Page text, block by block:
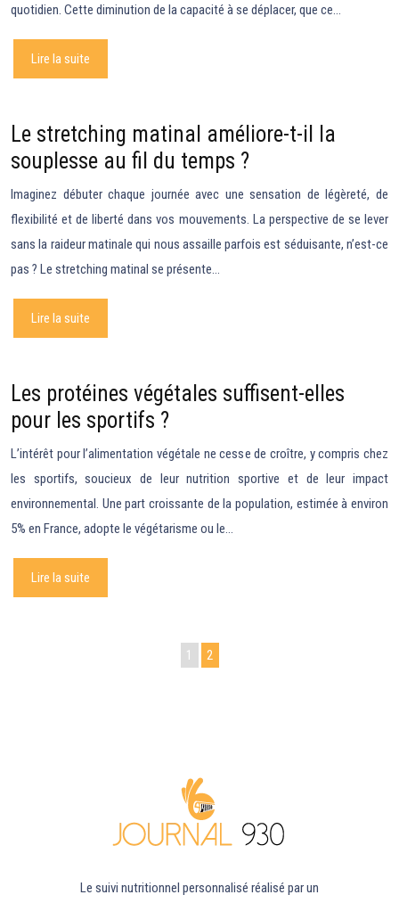
quotidien. Cette diminution de la capacité à se déplacer, que ce…
Lire la suite
Le stretching matinal améliore-t-il la
souplesse au fil du temps ?
Imaginez débuter chaque journée avec une sensation de légèreté, de
flexibilité et de liberté dans vos mouvements. La perspective de se lever
sans la raideur matinale qui nous assaille parfois est séduisante, n’est-ce
pas ? Le stretching matinal se présente…
Lire la suite
Les protéines végétales suffisent-elles
pour les sportifs ?
L’intérêt pour l’alimentation végétale ne cesse de croître, y compris chez
les sportifs, soucieux de leur nutrition sportive et de leur impact
environnemental. Une part croissante de la population, estimée à environ
5% en France, adopte le végétarisme ou le…
Lire la suite
1 2
Le suivi nutritionnel personnalisé réalisé par un